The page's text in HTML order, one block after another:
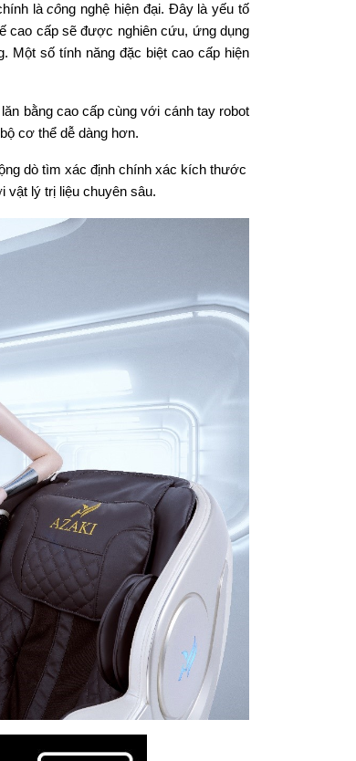
làcông nghệ hiện đại. Đây là yếu tố
cao cấp sẽ được nghiên cứu, ứng dụng
Một số tính năng đặc biệt cao cấp hiện
bằng cao cấp cùng với cánh tay robot
cơ thể dễ dàng hơn.
dò tìm xác định chính xác kích thước
vật lý trị liệu chuyên sâu.